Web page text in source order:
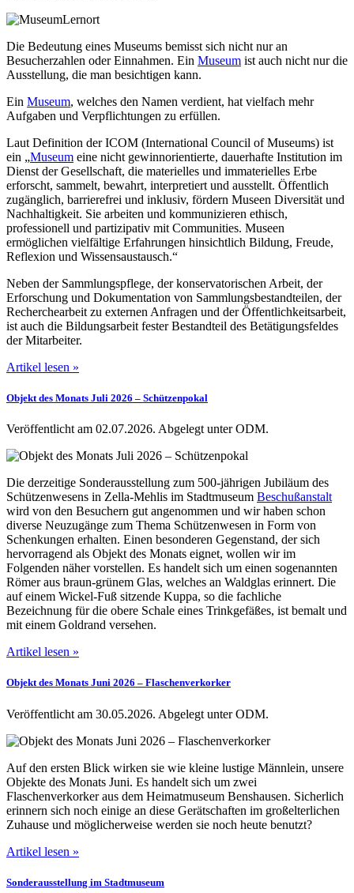
Die Bedeutung eines Museums bemisst sich nicht nur an
Besucherzahlen oder Einnahmen. Ein Museum ist auch nicht nur die
Ausstellung, die man besichtigen kann.
Ein Museum, welches den Namen verdient, hat vielfach mehr
Aufgaben und Verpflichtungen zu erfüllen.
Laut Definition der ICOM (International Council of Museums) ist
ein „Museum eine nicht gewinnorientierte, dauerhafte Institution im
Dienst der Gesellschaft, die materielles und immaterielles Erbe
erforscht, sammelt, bewahrt, interpretiert und ausstellt. Öffentlich
zugänglich, barrierefrei und inklusiv, fördern Museen Diversität und
Nachhaltigkeit. Sie arbeiten und kommunizieren ethisch,
professionell und partizipativ mit Communities. Museen
ermöglichen vielfältige Erfahrungen hinsichtlich Bildung, Freude,
Reflexion und Wissensaustausch.“
Neben der Sammlungspflege, der konservatorischen Arbeit, der
Erforschung und Dokumentation von Sammlungsbestandteilen, der
Recherchearbeit zu externen Anfragen und der Öffentlichkeitsarbeit,
ist auch die Bildungsarbeit fester Bestandteil des Betätigungsfeldes
der Mitarbeiter.
Artikel lesen »
Objekt des Monats Juli 2026 ‒ Schützenpokal
Veröffentlicht am 02.07.2026. Abgelegt unter ODM.
Die derzeitige Sonderausstellung zum 500-jährigen Jubiläum des
Schützenwesens in Zella-Mehlis im Stadtmuseum Beschußanstalt
wird von den Besuchern gut angenommen und wir haben schon
diverse Neuzugänge zum Thema Schützenwesen in Form von
Schenkungen erhalten. Einen besonderen Gegenstand, der sich
hervorragend als Objekt des Monats eignet, wollen wir im
Folgenden näher vorstellen. Es handelt sich um einen sogenannten
Römer aus braun-grünem Glas, welches an Waldglas erinnert. Die
auf einem Wickel-Fuß sitzende Kuppa, so die fachliche
Bezeichnung für die obere Schale eines Trinkgefäßes, ist bemalt und
mit einem Goldrand versehen.
Artikel lesen »
Objekt des Monats Juni 2026 ‒ Flaschenverkorker
Veröffentlicht am 30.05.2026. Abgelegt unter ODM.
Auf den ersten Blick wirken sie wie kleine lustige Männlein, unsere
Objekte des Monats Juni. Es handelt sich um zwei
Flaschenverkorker aus dem Heimatmuseum Benshausen. Sicherlich
erinnern sich noch einige an diese Gerätschaften im großelterlichen
Zuhause und möglicherweise werden sie noch heute benutzt?
Artikel lesen »
Sonderausstellung im Stadtmuseum